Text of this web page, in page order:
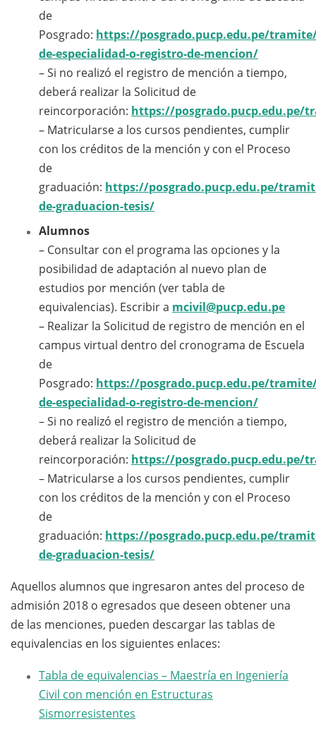
de
Posgrado: https://posgrado.pucp.edu.pe/
de-especialidad-o-registro-de-mencion/
– Si no realizó el registro de mención a tiempo,
deberá realizar la Solicitud de
reincorporación: https://posgrado.pucp.edu.pe/
– Matricularse a los cursos pendientes, cumplir
con los créditos de la mención y con el Proceso
de
graduación: https://posgrado.pucp.edu.pe/
de-graduacion-tesis/
Alumnos
– Consultar con el programa las opciones y la
posibilidad de adaptación al nuevo plan de
estudios por mención (ver tabla de
equivalencias). Escribir a mcivil@pucp.edu.pe
– Realizar la Solicitud de registro de mención en el
campus virtual dentro del cronograma de Escuela
de
Posgrado: https://posgrado.pucp.edu.pe/
de-especialidad-o-registro-de-mencion/
– Si no realizó el registro de mención a tiempo,
deberá realizar la Solicitud de
reincorporación: https://posgrado.pucp.edu.pe/
– Matricularse a los cursos pendientes, cumplir
con los créditos de la mención y con el Proceso
de
graduación: https://posgrado.pucp.edu.pe/
de-graduacion-tesis/
Aquellos alumnos que ingresaron antes del proceso de
admisión 2018 o egresados que deseen obtener una
de las menciones, pueden descargar las tablas de
equivalencias en los siguientes enlaces:
Tabla de equivalencias – Maestría en Ingeniería
Civil con mención en Estructuras
Sismorresistentes